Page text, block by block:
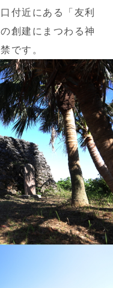
付近にある「友利
創建にまつわる神
です。